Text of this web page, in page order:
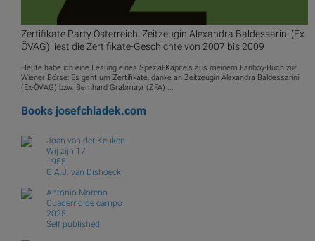
Zertifikate Party Österreich: Zeitzeugin Alexandra Baldessarini (Ex-
ÖVAG) liest die Zertifikate-Geschichte von 2007 bis 2009
Heute habe ich eine Lesung eines Spezial-Kapitels aus meinem Fanboy-Buch zur
Wiener Börse: Es geht um Zertifikate, danke an Zeitzeugin Alexandra Baldessarini
(Ex-ÖVAG) bzw. Bernhard Grabmayr (ZFA) ...
Books josefchladek.com
Joan van der Keuken
Wij zijn 17
1955
C.A.J. van Dishoeck
Antonio Moreno
Cuaderno de campo
2025
Self published